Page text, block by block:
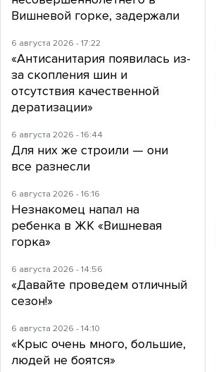
Вишневой горке, задержали
6 августа 2026 - 17:22
«Антисанитария появилась из-
за скопления шин и
отсутствия качественной
дератизации»
6 августа 2026 - 16:44
Для них же строили — они
все разнесли
6 августа 2026 - 16:16
Незнакомец напал на
ребенка в ЖК «Вишневая
горка»
6 августа 2026 - 14:56
«Давайте проведем отличный
сезон!»
6 августа 2026 - 14:10
«Крыс очень много, большие,
людей не боятся»